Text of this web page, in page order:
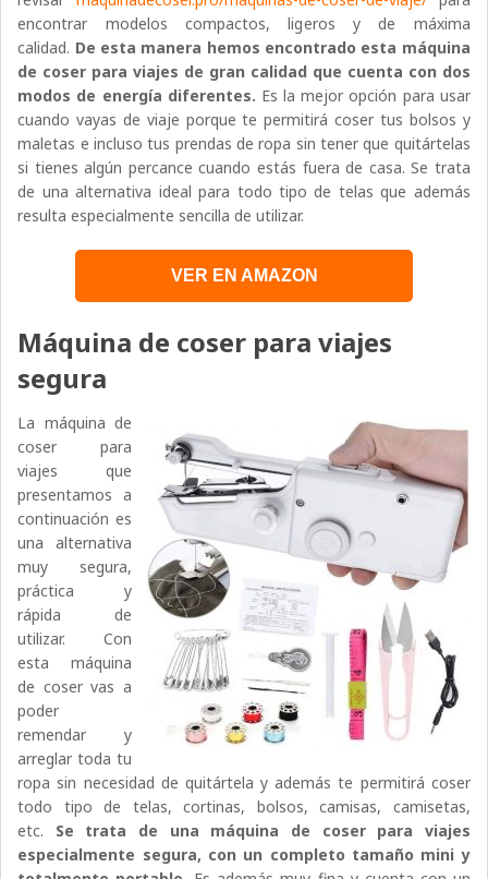
encontrar modelos compactos, ligeros y de máxima
calidad. De esta manera hemos encontrado esta máquina
de coser para viajes de gran calidad que cuenta con dos
modos de energía diferentes. Es la mejor opción para usar
cuando vayas de viaje porque te permitirá coser tus bolsos y
maletas e incluso tus prendas de ropa sin tener que quitártelas
si tienes algún percance cuando estás fuera de casa. Se trata
de una alternativa ideal para todo tipo de telas que además
resulta especialmente sencilla de utilizar.
VER EN AMAZON
Máquina de coser para viajes
segura
La máquina de
coser para
viajes que
presentamos a
continuación es
una alternativa
muy segura,
práctica y
rápida de
utilizar. Con
esta máquina
de coser vas a
poder
remendar y
arreglar toda tu
ropa sin necesidad de quitártela y además te permitirá coser
todo tipo de telas, cortinas, bolsos, camisas, camisetas,
etc. Se trata de una máquina de coser para viajes
especialmente segura, con un completo tamaño mini y